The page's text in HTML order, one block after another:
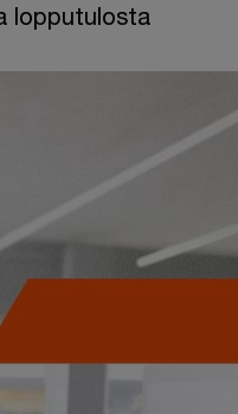
lopputulosta